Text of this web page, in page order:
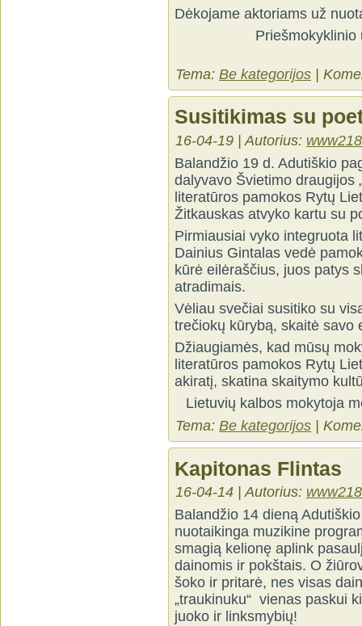
Dėkojame aktoriams už
Priešmokyklinio
Tema: Be kategorijos |
Susitikimas su
16-04-19 | Autorius:
Balandžio 19 d. Adutiškio
dalyvavo Švietimo draugijos
literatūros pamokos Rytų
Žitkauskas atvyko kartu su
Pirmiausiai vyko integruota
Dainius Gintalas vedė
kūrė eilėraščius, juos patys
atradimais.
Vėliau svečiai susitiko su
trečiokų kūrybą, skaitė savo
Džiaugiamės, kad mūsų
literatūros pamokos Rytų
akiratį, skatina skaitymo
Lietuvių kalbos mokytoja
Tema: Be kategorijos |
Kapitonas Flintas
16-04-14 | Autorius:
Balandžio 14 dieną
nuotaikinga muzikine
smagią kelionę aplink
dainomis ir pokštais. O
šoko ir pritarė, nes visas
„traukinuku“ vienas paskui
juoko ir linksmybių!